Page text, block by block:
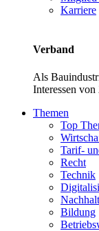
Karriere
Verband
Als
Interessen
Themen
Top
Tarif-
Recht
Technik
Bildung